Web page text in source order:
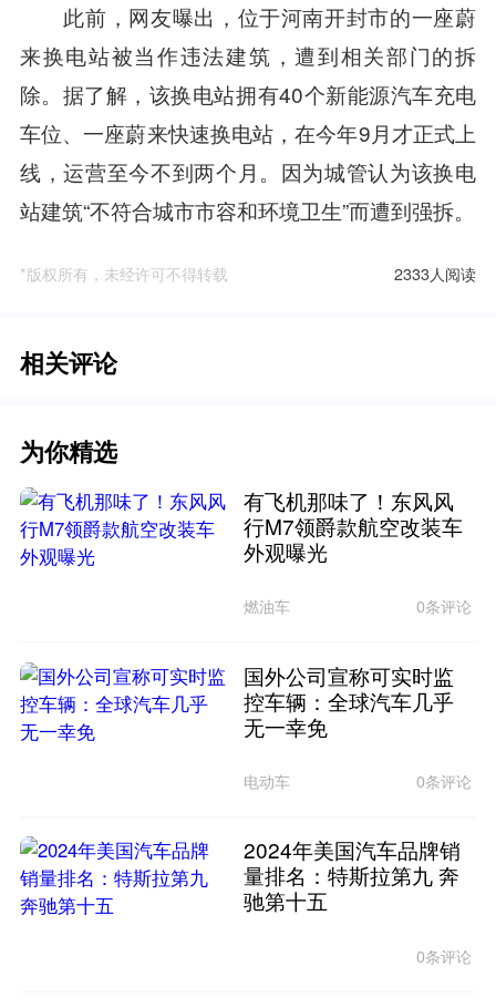
此前，网友曝出，位于河南开封市的一座蔚
来换电站被当作违法建筑，遭到相关部门的拆
除。据了解，该换电站拥有40个新能源汽车充电
车位、一座蔚来快速换电站，在今年9月才正式上
线，运营至今不到两个月。因为城管认为该换电
站建筑“不符合城市市容和环境卫生”而遭到强拆。
*版权所有，未经许可不得转载 2333人阅读
相关评论
为你精选
有飞机那味了！东风风
行M7领爵款航空改装车
外观曝光
燃油车 0条评论
国外公司宣称可实时监
控车辆：全球汽车几乎
无一幸免
电动车 0条评论
2024年美国汽车品牌销
量排名：特斯拉第九 奔
驰第十五
0条评论